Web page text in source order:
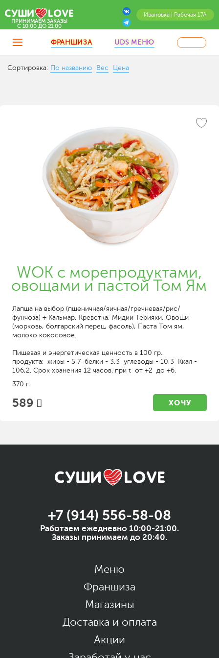
Ивановка | Рабочая 17А
ПРИНИМАЕМ ЗАКАЗЫ
C 10:00 ДО 21:00
ФРАНШИЗА UDS МЕНЮ
Сортировка: По названию Вес Цена
WOK с морепродуктами,
овощами и пастой Том Ям
Лапша на выбор (пшеничная/яичная/гречневая/рис/
фунчоза) + Кальмар, Креветка, Мидии Терияки, Овощи
(морковь, болгарский перец, фасоль), Паста Том ям,
молоко кокосовое.
Пищевая и энергетическая ценность в 100 гр.
продукта: жиры - 5,7 белки - 3,3 углеводы - 10,3 Ккал -
106,2. Срок хранения 12 часов. при t от +2 до +6.
370 г.
589 ХОЧУ
+7 (914) 556-58-08
Работаем ежедневно 10:00-21:00.
Заказы принимаем до 20:40.
Меню
Франшиза
Магазины
Доставка и оплата
Акции